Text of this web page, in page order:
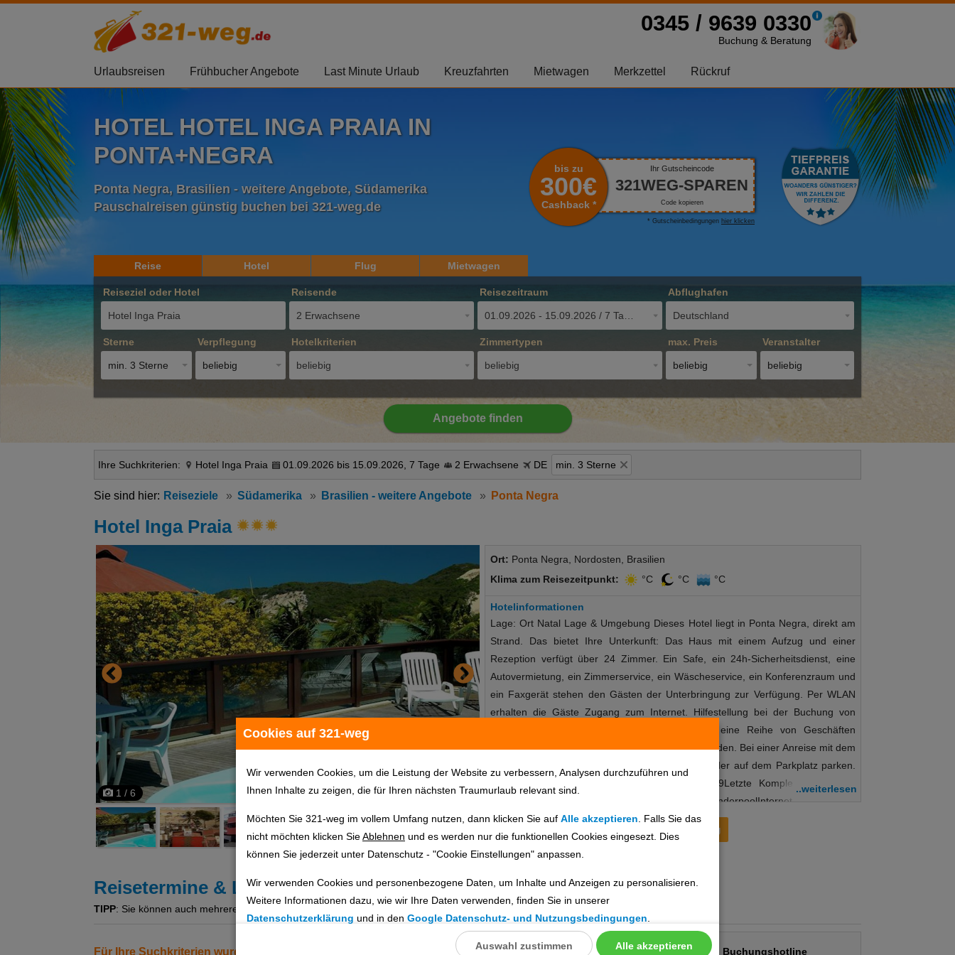
Cookies auf 321-weg
Wir verwenden Cookies, um die Leistung der Website zu verbessern, Analysen durchzuführen und
Ihnen Inhalte zu zeigen, die für Ihren nächsten Traumurlaub relevant sind.
Möchten Sie 321-weg im vollem Umfang nutzen, dann klicken Sie auf Alle akzeptieren . Falls Sie das
nicht möchten klicken SieAblehnen und es werden nur die funktionellen Cookies eingesezt. Dies
können Sie jederzeit unter Datenschutz - "Cookie Einstellungen" anpassen.
Wir verwenden Cookies und personenbezogene Daten, um Inhalte und Anzeigen zu personalisieren.
Weitere Informationen dazu, wie wir Ihre Daten verwenden, finden Sie in unserer
Datenschutzerklärung und in den Google Datenschutz- und Nutzungsbedingungen
Alle akzeptieren
Auswahl zustimmen
0345 / 9639 0330
Buchung & Beratung
Urlaubsreisen Frühbucher Angebote Last Minute Urlaub Kreuzfahrten Mietwagen Merkzettel Rückruf
HOTEL HOTEL INGA PRAIA IN
PONTA+NEGRA
Ponta Negra, Brasilien - weitere Angebote, Südamerika
Pauschalreisen günstig buchen bei 321-weg.de
bis zu
300€
Cashback *
Ihr Gutscheincode
321WEG-SPAREN
Code kopieren
* Gutscheinbedingungen hier klicken
Reise Hotel Flug Mietwagen
Reiseziel oder Hotel Reisende
2 Erwachsene
Reisezeitraum
01.09.2026 - 15.09.2026 / 7 Tage
Abflughafen
Deutschland
Sterne
min. 3 Sterne
Verpflegung
beliebig
Hotelkriterien
beliebig
Zimmertypen
beliebig
max. Preis
beliebig
Veranstalter
beliebig
Angebote finden
Ihre Suchkriterien: Hotel Inga Praia 01.09.2026 bis 15.09.2026, 7 Tage 2 Erwachsene DE min. 3 Sterne
Reiseziele Südamerika Brasilien - weitere Angebote Ponta Negra
Hotel Inga Praia
1 / 6
Preisentwicklung
Ort: Ponta Negra, Nordosten, Brasilien
Klima zum Reisezeitpunkt:
°C °C °C
Hotelinformationen
Lage: Ort Natal Lage & Umgebung Dieses Hotel liegt in Ponta Negra, direkt am
Strand. Das bietet Ihre Unterkunft: Das Haus mit einem Aufzug und einer
Rezeption verfügt über 24 Zimmer. Ein Safe, ein 24h-Sicherheitsdienst, eine
Autovermietung, ein Zimmerservice, ein Wäscheservice, ein Konferenzraum und
ein Faxgerät stehen den Gästen der Unterbringung zur Verfügung. Per WLAN
erhalten die Gäste Zugang zum Internet. Hilfestellung bei der Buchung von
Ausflügen wird am Tourdesk geboten. Es ist eine Reihe von Geschäften
vorhanden, die zum Schlendern und Stöbern einladen. Bei einer Anreise mit dem
Auto können die Gäste dieses in einer Garage oder auf dem Parkplatz parken.
Das bietet Ihre Unterkunft Hoteleröffnung: 1999Letzte Komplettrenovierung:
2011RezeptionLiftSonnenterrassePool: OutdoorKinderpoolInternet: WLAN/WiFi,
im öffentlichen Bereich: ohne GebührZahlungsarten: TUI Card / VISA,
MasterCard, American Express, Diners, EC Karte/MaestroParkmöglichkeiten:
Parkplatz (nach Verfügbarkeit), unbewacht: gegen Gebühr, Garage: gegen
24Landeskategorie: 3 Sterne Essen & Trinken: Der gastronomische Bereich
wartet mit einem Restaurant und einer Bar auf. Ein reichhaltiges
Frühstücksbuffet lockt morgens aus den Betten. Essen & Trinken Ihre Unterkunft
bietet folgende Verpflegungsangebote: Frühstück Beschreibung der
..weiterlesen
Reisetermine & Leistungen
TIPP: Sie können auch mehrere Angebote gleichzeitig prüfen. Die Verfügbarkeit wird direkt beim Veranstalter geprüft.
Buchungshotline
Für Ihre Suchkriterien wurden keine Ergebnisse gefunden.